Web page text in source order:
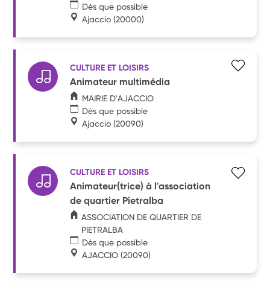
Dès que possible
Ajaccio (20000)
CULTURE ET LOISIRS
Animateur multimédia
MAIRIE D'AJACCIO
Dès que possible
Ajaccio (20090)
CULTURE ET LOISIRS
Animateur(trice) à l'association
de quartier Pietralba
ASSOCIATION DE QUARTIER DE
PIETRALBA
Dès que possible
AJACCIO (20090)